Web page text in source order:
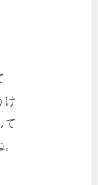
け
て